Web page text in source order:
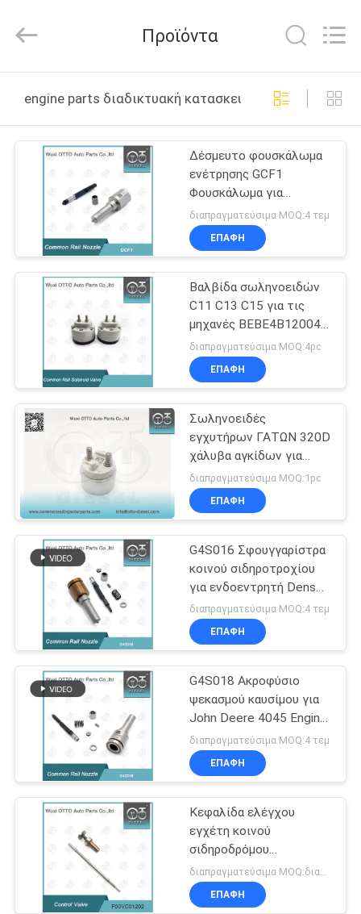
ΠΡΟΪΌΝΤΑ
ΣΧΕΤΙΚΆ
ΕΜΆΣ
ΕΠΙΣΚΈΨΕΙΣ
ΕΡΓΟΣΤΆΣΙΟ
ΈΛΕΓΧΟΣ
ΠΟΙΌΤΗΤΑΣ
ΕΠΙΚΟΙΝΩΝΉΣΤΕ
ΜΑΖΊ
ΜΑΣ
ΕΙΔΉΣΕΙΣ
ΥΠΟΘΈΣΕΙΣ
SITEMAP
PRIVACY
POLICY
AUTO
PARTS
Rights
Προϊόντα
engine parts διαδικτυακή κατασκευή
Δέσμευτο φουσκάλωμα
ενέτρησης GCF1
Φουσκάλωμα για
ενέτρηση 095000-1020
Εφαρμοσμένη μηχανή
SINOCMP
διαπραγματεύσιμα MOQ:4 τεμ
ΕΠΑΦΉ
Βαλβίδα σωληνοειδών
C11 C13 C15 για τις
μηχανές BEBE4B12004
ΓΑΤΏΝ εγχυτήρων
διαπραγματεύσιμα MOQ:4pc
ΕΠΑΦΉ
Σωληνοειδές
εγχυτήρων ΓΑΤΩΝ 320D
χάλυβα αγκίδων για
320D 326-4700 μηχανές
διαπραγματεύσιμα MOQ:1pc
ΕΠΑΦΉ
G4S016 Σφουγγαρίστρα
κοινού σιδηροτροχίου
για ενδοεντρητή Denso
295700-0101 Kubota
1J508-53051 Μέρη
κινητήρων ντίζελ
διαπραγματεύσιμα MOQ:4 τεμ
ΕΠΑΦΉ
G4S018 Ακροφύσιο
ψεκασμού καυσίμου για
John Deere 4045 Engine
Injector 295700-0240 /
RE561749
διαπραγματεύσιμα MOQ:4 τεμ
ΕΠΑΦΉ
Κεφαλίδα ελέγχου
εγχέτη κοινού
σιδηροδρόμου
F00VC01202 / F 00V
C01 202 για τον εγχέτη
0445110419 για τα
ΕΠΑΦΉ